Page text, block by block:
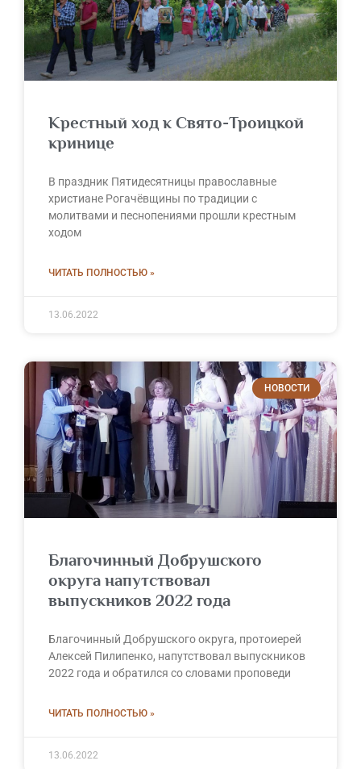
Крестный ход к Свято-Троицкой
кринице
В праздник Пятидесятницы православные
христиане Рогачёвщины по традиции с
молитвами и песнопениями прошли крестным
ходом
ЧИТАТЬ ПОЛНОСТЬЮ »
13.06.2022
НОВОСТИ
Благочинный Добрушского
округа напутствовал
выпускников 2022 года
Благочинный Добрушского округа, протоиерей
Алексей Пилипенко, напутствовал выпускников
2022 года и обратился со словами проповеди
ЧИТАТЬ ПОЛНОСТЬЮ »
13.06.2022